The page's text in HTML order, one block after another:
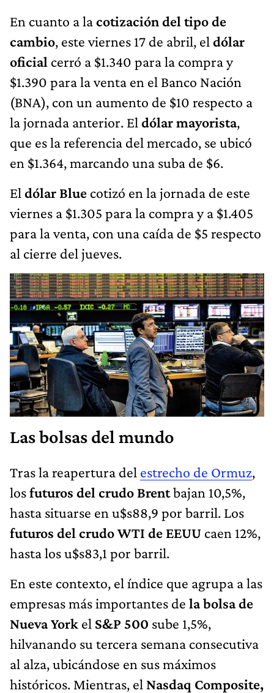
En cuanto a lacotización del tipo de
cambio, este viernes 17 de abril, el dólar
oficial cerró a $1.340 para la compra y
$1.390 para la venta en el Banco Nación
(BNA), con un aumento de $10 respecto a
la jornada anterior. El dólar mayorista,
que es la referencia del mercado, se ubicó
en $1.364, marcando una suba de $6.
El dólar Blue cotizó en la jornada de este
viernes a $1.305 para la compra y a $1.405
para la venta, con una caída de $5 respecto
al cierre del jueves.
Las bolsas del mundo
Tras la reapertura del estrecho de Ormuz,
losfuturos del crudo Brentbajan 10,5%,
hasta situarse en u$s88,9 por barril. Los
futuros del crudo WTI de EEUU caen 12%,
hasta los u$s83,1 por barril.
En este contexto, el índice que agrupa a las
empresas más importantes de la bolsa de
Nueva York el S&P 500 sube 1,5%,
hilvanando su tercera semana consecutiva
al alza, ubicándose en sus máximos
históricos. Mientras, el Nasdaq Composite,